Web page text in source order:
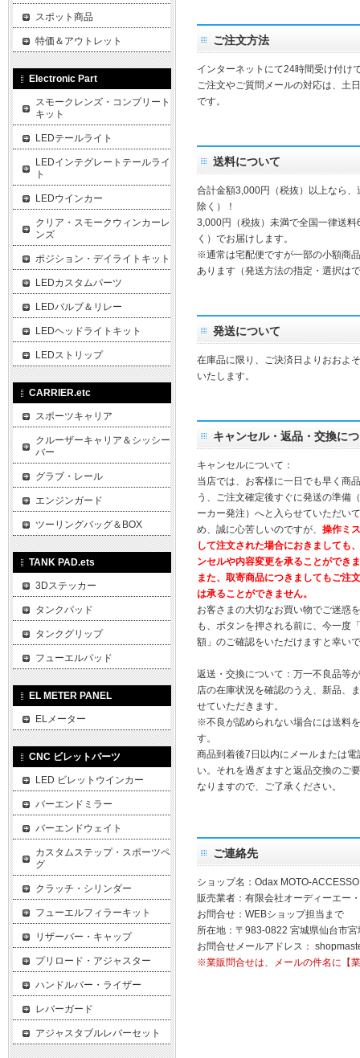
ご注文方法
インターネットにて24時間受け付け
ご注文やご質問メールの対応は、土
です。
送料について
合計金額3,000円（税抜）以上なら
除く）！
3,000円（税抜）未満で全国一律送
く）でお届けします。
※通常は宅配便ですが一部の小額商
あります（発送方法の指定・選択は
発送について
在庫品に限り、ご決済日よりおおよ
いたします。
キャンセル・返品・交換に
キャンセルについて：
当店では、お客様に一日でも早く商
う、ご注文確定後すぐに発送の準備
ーカー発注）へと入らせていただい
め、誠に心苦しいのですが、 操作ミ
して注文された場合におきましても
ンセルや内容変更を承ることができ
また、取寄商品につきましてもご注
は承ることができません。
お客さまの大切なお買い物でご迷惑
も、ボタンを押される前に、今一度
額」のご確認をいただけますと幸い
返送・交換について：万一不良品等
店の在庫状況を確認のうえ、新品、
せていただきます。
※不良が認められない場合には送料
す。
商品到着後7日以内にメールまたは
い。それを過ぎますと返品交換のご
なりますので、ご了承ください。
ご連絡先
ショップ名：Odax MOTO-
販売業者：有限会社オーディーエー
お問合せ：WEBショップ担当まで
所在地：〒983-0822 宮城県仙台市
お問合せメールアドレス：
※業販問合せは、メールの件名に【
スポット商品
特価＆アウトレット
Electronic Part
スモークレンズ・コンプリート
キット
LEDテールライト
LEDインテグレートテールライ
ト
LEDウインカー
クリア・スモークウィンカーレ
ンズ
ポジション・デイライトキット
LEDカスタムパーツ
LEDバルブ＆リレー
LEDヘッドライトキット
LEDストリップ
CARRIER.etc
スポーツキャリア
クルーザーキャリア＆シッシー
バー
グラブ・レール
エンジンガード
ツーリングバッグ＆BOX
TANK PAD.ets
3Dステッカー
タンクパッド
タンクグリップ
フューエルパッド
EL METER PANEL
ELメーター
CNC ビレットパーツ
LED ビレットウインカー
バーエンドミラー
バーエンドウェイト
カスタムステップ・スポーツペ
グ
クラッチ・シリンダー
フューエルフィラーキット
リザーバー・キャップ
プリロード・アジャスター
ハンドルバー・ライザー
レバーガード
アジャスタブルレバーセット